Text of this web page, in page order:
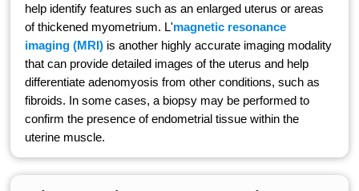
help identify features such as an enlarged uterus or areas
of thickened myometrium. L'magnetic resonance
imaging (MRI) is another highly accurate imaging modality
that can provide detailed images of the uterus and help
differentiate adenomyosis from other conditions, such as
fibroids. In some cases, a biopsy may be performed to
confirm the presence of endometrial tissue within the
uterine muscle.